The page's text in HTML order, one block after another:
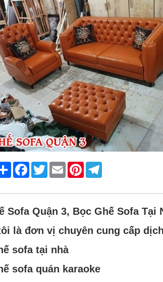
Share FacebookTwitter Email Pinterest
Sofa Quận 3, Bọc Ghế Sofa Tại
là đơn vị chuyên cung cấp
sofa tại nhà
sofa quán karaoke